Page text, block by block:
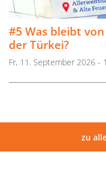
#5 Was bleibt
der Türkei?
Fr, 11. September 2026 -
zu